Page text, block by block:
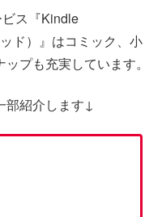
ス『Kindle
ド）』はコミック、小
プも充実しています。
部紹介します↓